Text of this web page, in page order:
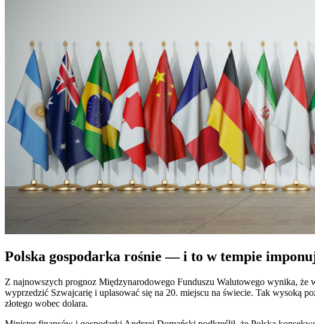
Polska gospodarka rośnie — i to w tempie
Z najnowszych prognoz Międzynarodowego Funduszu Walutowego wynika, że
wyprzedzić Szwajcarię i uplasować się na 20. miejscu na świecie. Tak wysoką
złotego wobec dolara.